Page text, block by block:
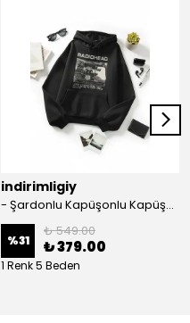
indirimligiy
- Şardonlu Kapüşonlu Kapüşonlu Kanguru Cep Oversize Lastik Paça Sweatshirt Takimi
%31
₺ 549.00
₺ 379.00
1 Renk 5 Beden